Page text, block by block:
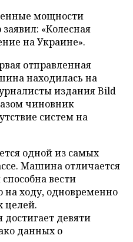
мощности
«Колесная
на Украине».
отправленная
находилась на
издания Bild
чиновник
систем на
одной из самых
Машина отличается
вести
ходу, одновременно
целей.
достигает девяти
данных о